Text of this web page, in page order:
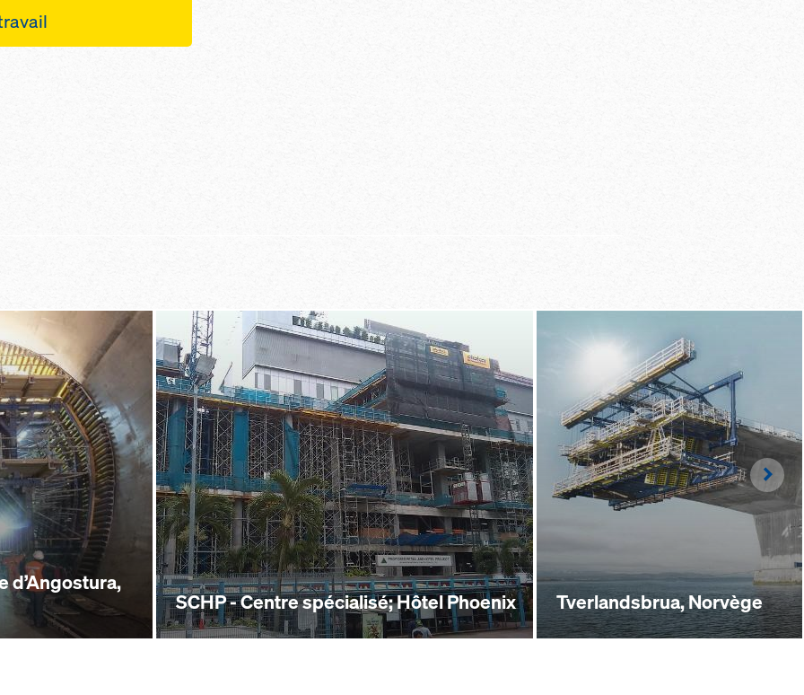
à pince S
d’Angostura,
SCHP - Centre spécialisé; Hôtel Phoenix Tverlandsbrua, Norvège